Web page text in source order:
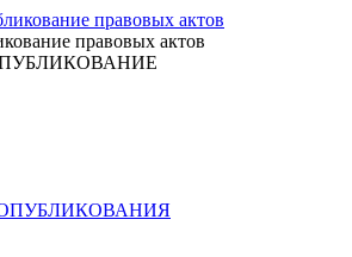
правовых актов